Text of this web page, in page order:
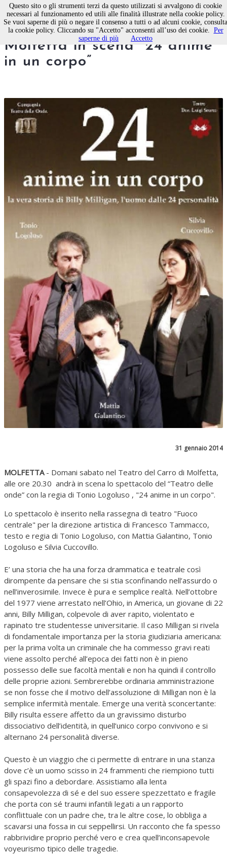
Domani al Teatro del carro di
Molfetta in scena “24 anime
in un corpo”
31 gennaio 2014
MOLFETTA- Domani sabato nel Teatro del Carro di Molfetta,
alle ore 20.30 andrà in scena lo spettacolo del “Teatro delle
onde” con la regia di Tonio Logoluso , "24 anime in un corpo".
Lo spettacolo è inserito nella rassegna di teatro "Fuoco
centrale" per la direzione artistica di Francesco Tammacco,
testo e regia di Tonio Logoluso, con Mattia Galantino, Tonio
Logoluso e Silvia Cuccovillo.
E’ una storia che ha una forza drammatica e teatrale così
dirompente da pensare che si stia sconfinando nell’assurdo o
nell’inverosimile. Invece è pura e semplice realtà. Nell’ottobre
del 1977 viene arrestato nell’Ohio, in America, un giovane di 22
anni, Billy Milligan, colpevole di aver rapito, violentato e
rapinato tre studentesse universitarie. Il caso Milligan si rivela
di fondamentale importanza per la storia giudiziaria americana:
per la prima volta un criminale che ha commesso gravi reati
viene assolto perché all’epoca dei fatti non è in pieno
possesso delle sue facoltà mentali e non ha quindi il controllo
delle proprie azioni. Sembrerebbe ordinaria amministrazione
se non fosse che il motivo dell’assoluzione di Milligan non è la
semplice infermità mentale. Emerge una verità sconcertante:
Billy risulta essere affetto da un gravissimo disturbo
dissociativo dell’identità, in quell’unico corpo convivono e si
alternano 24 personalità diverse.
Questo è un viaggio che ci permette di entrare in una stanza
dove c’è un uomo scisso in 24 frammenti che riempiono tutti
gli spazi fino a debordare. Assistiamo alla lenta
consapevolezza di sé e del suo essere spezzettato e fragile
che porta con sé traumi infantili legati a un rapporto
conflittuale con un padre che, tra le altre cose, lo obbliga a
scavarsi una fossa in cui seppellirsi. Un racconto che fa spesso
rabbrividire proprio perché vero e crea quell’inconsapevole
voyeurismo tipico delle tragedie.
Questo sito o gli strumenti terzi da questo utilizzati si avvalgono di cookie
necessari al funzionamento ed utili alle finalità illustrate nella cookie policy.
Se vuoi saperne di più o negare il consenso a tutti o ad alcuni cookie, consulta
la cookie policy. Cliccando su "Accetto" acconsenti all’uso dei cookie. Per
saperne di più
Accetto